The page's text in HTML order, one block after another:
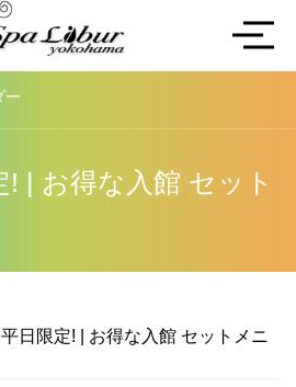
ー
! | お得な入館 セット
日限定! | お得な入館 セットメニ